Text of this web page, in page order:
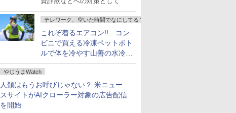
テレワーク、空いた時間でなにしてる？
これぞ着るエアコン!! コン
ビニで買える冷凍ペットボト
ルで体を冷やす山善の水冷ベ
ストがロードバイクにちょう
どいい【ぼっち・ざ・ろー
ど！その14】
やじうまWatch
人類はもうお呼びじゃない？ 米ニュー
スサイトがAIクローラー対象の広告配信
を開始